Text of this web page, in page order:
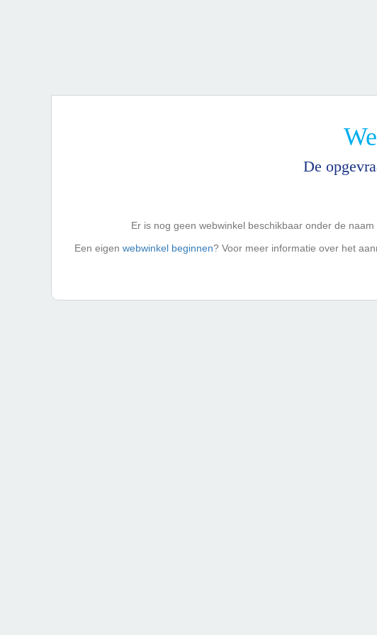
De
Er is nog geen webwinkel beschikbaar onder de naam
Een eigen webwinkel beginnen? Voor meer informatie over het